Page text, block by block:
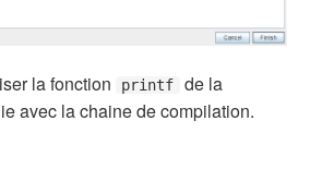
la fonction printf
de la
avec la chaine de compilation.